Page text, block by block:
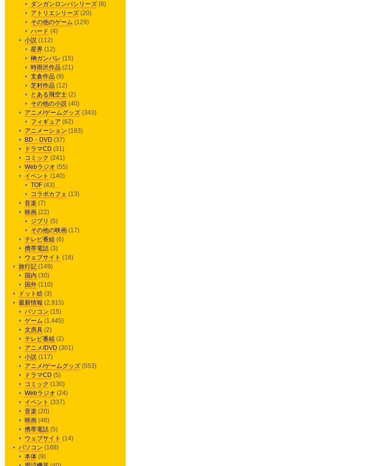
ダンガンロンパシリーズ (8)
アトリエシリーズ (20)
その他のゲーム (129)
ハード (4)
小説 (112)
星界 (12)
榊ガンパレ (15)
時雨沢作品 (21)
支倉作品 (9)
芝村作品 (12)
とある飛空士 (2)
その他の小説 (40)
アニメ/ゲームグッズ (343)
フィギュア (62)
アニメーション (183)
BD・DVD (37)
ドラマCD (31)
コミック (241)
Webラジオ (55)
イベント (140)
TOF (43)
コラボカフェ (13)
音楽 (7)
映画 (22)
ジブリ (5)
その他の映画 (17)
テレビ番組 (6)
携帯電話 (3)
ウェブサイト (18)
旅行記 (149)
国内 (30)
国外 (110)
ドット絵 (3)
最新情報 (2,915)
パソコン (15)
ゲーム (1,445)
文房具 (2)
テレビ番組 (2)
アニメ/DVD (301)
小説 (117)
アニメ/ゲームグッズ (553)
ドラマCD (5)
コミック (130)
Webラジオ (24)
イベント (337)
音楽 (20)
映画 (48)
携帯電話 (5)
ウェブサイト (14)
パソコン (168)
本体 (9)